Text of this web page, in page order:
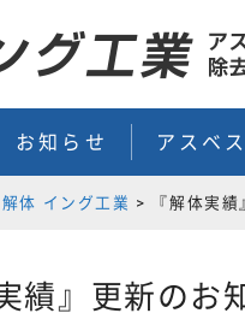
お知らせ アスベ
体 イング工業 > 『解体実
績』更新のお